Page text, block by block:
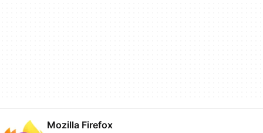
Mozilla Firefox